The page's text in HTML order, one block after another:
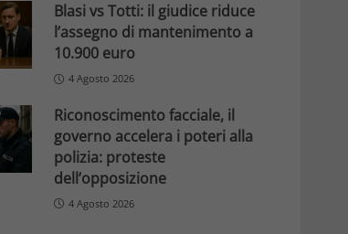
Blasi vs Totti: il giudice riduce
l’assegno di mantenimento a
10.900 euro
4 Agosto 2026
Riconoscimento facciale, il
governo accelera i poteri alla
polizia: proteste
dell’opposizione
4 Agosto 2026